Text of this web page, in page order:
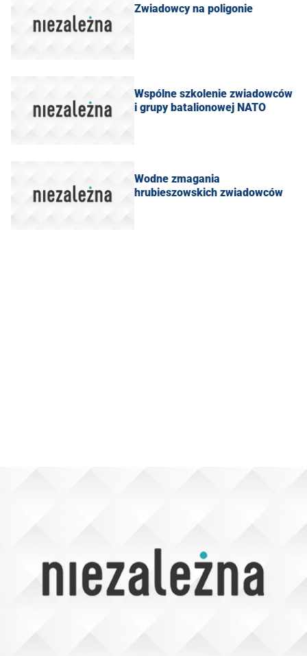
Zwiadowcy na poligonie
Wspólne szkolenie zwiadowców
i grupy batalionowej NATO
Wodne zmagania
hrubieszowskich zwiadowców